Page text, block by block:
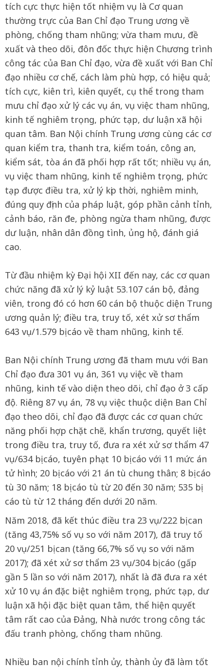
tích cực thực hiện tốt nhiệm vụ là Cơ quan
thường trực của Ban Chỉ đạo Trung ương về
phòng, chống tham nhũng; vừa tham mưu, đề
xuất và theo dõi, đôn đốc thực hiện Chương trình
công tác của Ban Chỉ đạo, vừa đề xuất với Ban Chỉ
đạo nhiều cơ chế, cách làm phù hợp, có hiệu quả;
tích cực, kiên trì, kiên quyết, cụ thể trong tham
mưu chỉ đạo xử lý các vụ án, vụ việc tham nhũng,
kinh tế nghiêm trọng, phức tạp, dư luận xã hội
quan tâm. Ban Nội chính Trung ương cùng các cơ
quan kiểm tra, thanh tra, kiểm toán, công an,
kiểm sát, tòa án đã phối hợp rất tốt; nhiều vụ án,
vụ việc tham nhũng, kinh tế nghiêm trọng, phức
tạp được điều tra, xử lý kịp thời, nghiêm minh,
đúng quy định của pháp luật, góp phần cảnh tỉnh,
cảnh báo, răn đe, phòng ngừa tham nhũng, được
dư luận, nhân dân đồng tình, ủng hộ, đánh giá
cao.
Từ đầu nhiệm kỳ Đại hội XII đến nay, các cơ quan
chức năng đã xử lý kỷ luật 53.107 cán bộ, đảng
viên, trong đó có hơn 60 cán bộ thuộc diện Trung
ương quản lý; điều tra, truy tố, xét xử sơ thẩm
643 vụ/1.579 bị cáo về tham nhũng, kinh tế.
Ban Nội chính Trung ương đã tham mưu với Ban
Chỉ đạo đưa 301 vụ án, 361 vụ việc về tham
nhũng, kinh tế vào diện theo dõi, chỉ đạo ở 3 cấp
độ. Riêng 87 vụ án, 78 vụ việc thuộc diện Ban Chỉ
đạo theo dõi, chỉ đạo đã được các cơ quan chức
năng phối hợp chặt chẽ, khẩn trương, quyết liệt
trong điều tra, truy tố, đưa ra xét xử sơ thẩm 47
vụ/634 bị cáo, tuyên phạt 10 bị cáo với 11 mức án
tử hình; 20 bị cáo với 21 án tù chung thân; 8 bị cáo
tù 30 năm; 18 bị cáo tù từ 20 đến 30 năm; 535 bị
cáo tù từ 12 tháng đến dưới 20 năm.
Năm 2018, đã kết thúc điều tra 23 vụ/222 bị can
(tăng 43,75% số vụ so với năm 2017), đã truy tố
20 vụ/251 bị can (tăng 66,7% số vụ so với năm
2017); đã xét xử sơ thẩm 23 vụ/304 bị cáo (gấp
gần 5 lần so với năm 2017), nhất là đã đưa ra xét
xử 10 vụ án đặc biệt nghiêm trọng, phức tạp, dư
luận xã hội đặc biệt quan tâm, thể hiện quyết
tâm rất cao của Đảng, Nhà nước trong công tác
đấu tranh phòng, chống tham nhũng.
Nhiều ban nội chính tỉnh ủy, thành ủy đã làm tốt